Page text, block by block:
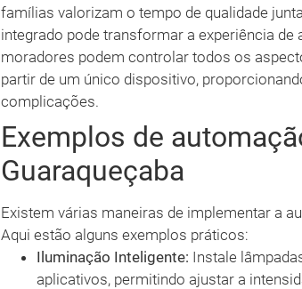
famílias valorizam o tempo de qualidade
integrado pode transformar a experiência
moradores podem controlar todos os
partir de um único dispositivo,
complicações.
Exemplos de
Guaraqueçaba
Existem várias maneiras de implementar a
Aqui estão alguns exemplos práticos:
Iluminação Inteligente: Instale
aplicativos, permitindo ajustar a